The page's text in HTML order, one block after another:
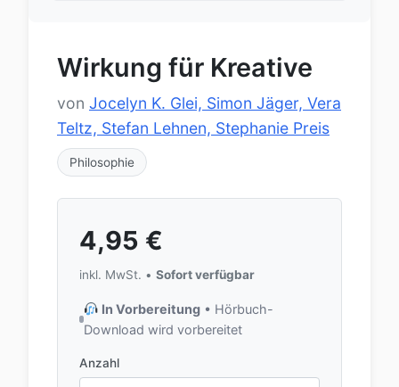
Wirkung für Kreative
von Jocelyn K. Glei, Simon Jäger, Vera
Teltz, Stefan Lehnen, Stephanie Preis
Philosophie
4,95 €
inkl. MwSt. • Sofort verfügbar
In Vorbereitung• Hörbuch-
Download wird vorbereitet
Anzahl